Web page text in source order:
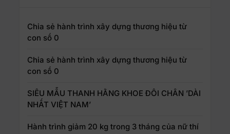
Chia sẻ hành trình xây dựng thương hiệu từ
con số 0
Chia sẻ hành trình xây dựng thương hiệu từ
con số 0
SIÊU MẪU THANH HẰNG KHOE ĐÔI CHÂN ’DÀI
NHẤT VIỆT NAM’
Hành trình giảm 20 kg trong 3 tháng của nữ thí